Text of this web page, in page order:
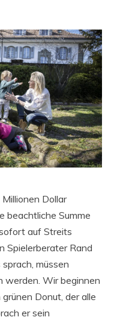
Dollar
beachtliche Summe
auf Streits
Spielerberater Rand
müssen
werden. Wir beginnen
Donut, der alle
er sein